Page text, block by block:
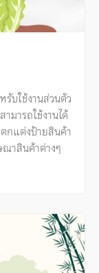
บใช้งานส่วนตัว
มารถใช้งานได้
กแต่งป้ายสินค้า
าสินค้าต่างๆ